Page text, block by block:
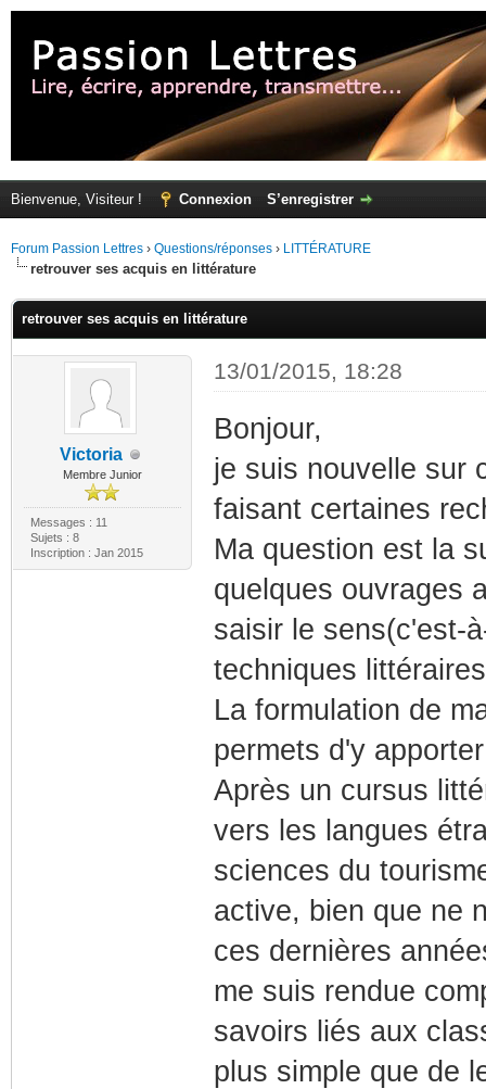
Bienvenue, Visiteur ! Connexion S’enregistrer
Forum Passion Lettres › Questions/réponses › LITTÉRATURE
retrouver ses acquis en littérature
retrouver ses acquis en littérature
Victoria
Membre Junior
Messages : 11
Sujets : 8
Inscription : Jan 2015
13/01/2015, 18:28
Bonjour,
je suis nouvelle sur
faisant certaines
Ma question est la
quelques ouvrages
saisir le sens(c'est-
techniques
La formulation de
permets d'y
Après un cursus
vers les langues
sciences du
active, bien que ne
ces dernières
me suis rendue
savoirs liés aux
plus simple que de